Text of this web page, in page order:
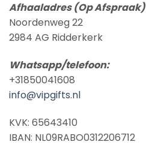
Afhaaladres (Op Afspraak)
Noordenweg 22
2984 AG Ridderkerk
Whatsapp/telefoon:
+31850041608
info@vipgifts.nl
KVK: 65643410
IBAN: NL09RABO0312206712